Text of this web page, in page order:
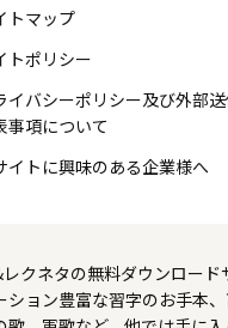
トマップ
トポリシー
イバシーポリシー及び外部
事項について
イトに興味のある企業様へ
クネタの無料ダウンロー
ョン豊富な習字のお手本